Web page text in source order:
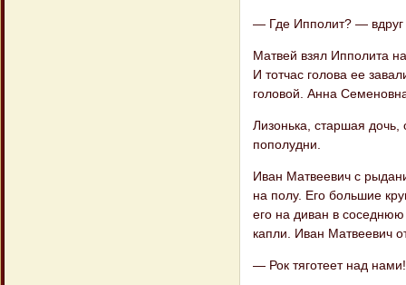
— Где Ипполит? — вдруг
Матвей взял Ипполита
И тотчас голова ее
головой. Анна
Лизонька, старшая дочь,
пополудни.
Иван Матвеевич с
на полу. Его большие
его на диван в
капли. Иван Матвеевич
— Рок тяготеет над